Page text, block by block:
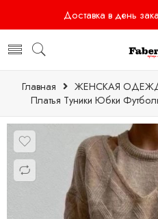
Доставка в день
Главная
ЖЕНСКАЯ
Платья Туники Юбки